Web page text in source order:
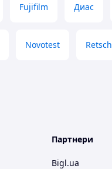
Fujifilm Диас
Novotest Retsch
Партнери
Bigl.ua